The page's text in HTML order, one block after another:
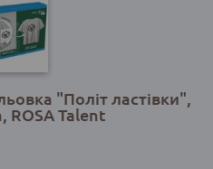
"Політ ластівки",
ROSA Talent